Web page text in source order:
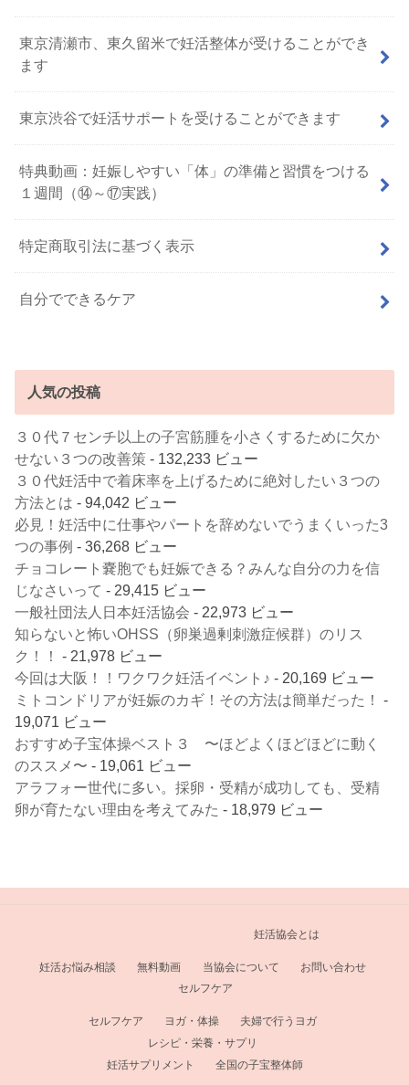
東京清瀬市、東久留米で妊活整体が受けることができ
ます
東京渋谷で妊活サポートを受けることができます
特典動画：妊娠しやすい「体」の準備と習慣をつける
１週間（⑭～⑰実践）
特定商取引法に基づく表示
自分でできるケア
人気の投稿
３０代７センチ以上の子宮筋腫を小さくするために欠か
せない３つの改善策 - 132,233 ビュー
３０代妊活中で着床率を上げるために絶対したい３つの
方法とは - 94,042 ビュー
必見！妊活中に仕事やパートを辞めないでうまくいった3
つの事例 - 36,268 ビュー
チョコレート嚢胞でも妊娠できる？みんな自分の力を信
じなさいって - 29,415 ビュー
一般社団法人日本妊活協会 - 22,973 ビュー
知らないと怖いOHSS（卵巣過剰刺激症候群）のリス
ク！！
- 21,978 ビュー
今回は大阪！！ワクワク妊活イベント♪ - 20,169 ビュー
ミトコンドリアが妊娠のカギ！その方法は簡単だった！
-
19,071 ビュー
おすすめ子宝体操ベスト３ 〜ほどよくほどほどに動く
のススメ〜 - 19,061 ビュー
アラフォー世代に多い。採卵・受精が成功しても、受精
卵が育たない理由を考えてみた - 18,979 ビュー
妊活お悩み相談 無料動画
妊活協会とは
当協会について
お問い合わせ
セルフケア
セルフケア ヨガ・体操
夫婦で行うヨガ
レシピ・栄養・サプリ
妊活サプリメント
全国の子宝整体師